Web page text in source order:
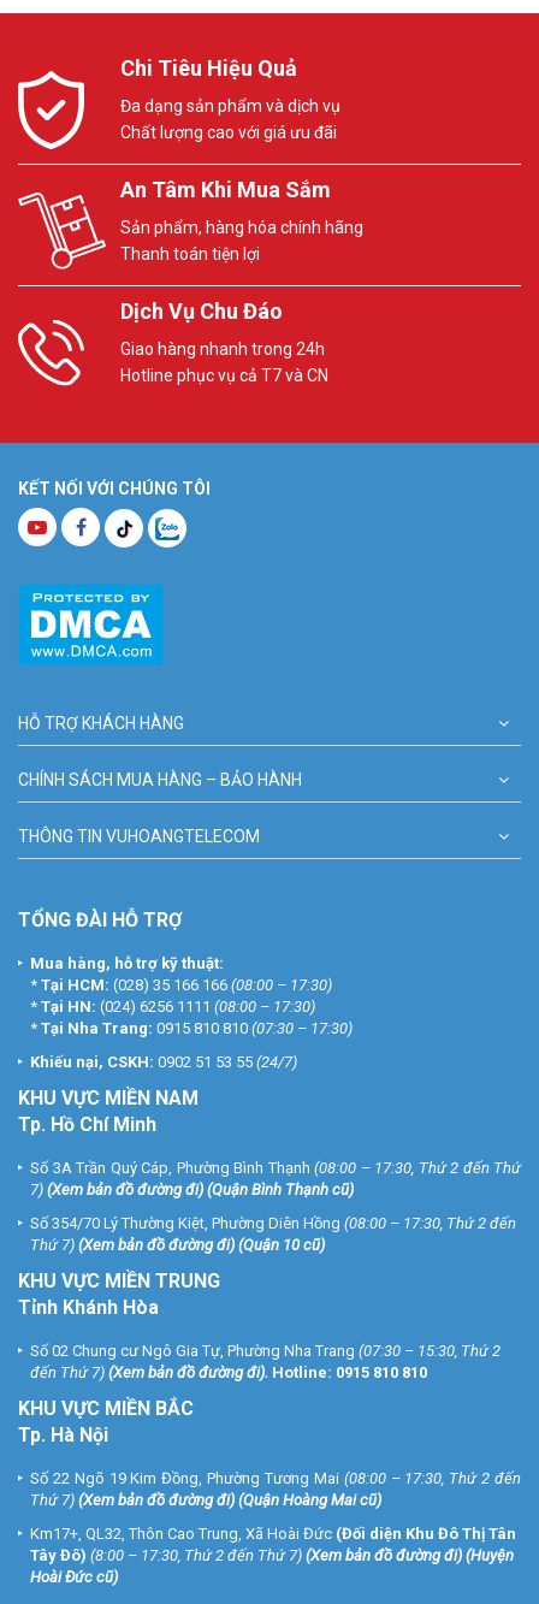
Chi Tiêu Hiệu Quả
Đa dạng sản phẩm và dịch vụ
Chất lượng cao với giá ưu đãi
An Tâm Khi Mua Sắm
Sản phẩm, hàng hóa chính hãng
Thanh toán tiện lợi
Dịch Vụ Chu Đáo
Giao hàng nhanh trong 24h
Hotline phục vụ cả T7 và CN
KẾT NỐI VỚI CHÚNG TÔI
HỖ TRỢ KHÁCH HÀNG
CHÍNH SÁCH MUA HÀNG – BẢO HÀNH
THÔNG TIN VUHOANGTELECOM
TỔNG ĐÀI HỖ TRỢ
Mua hàng, hỗ trợ kỹ thuật:
* Tại HCM: (028) 35 166 166 (08:00 – 17:30)
* Tại HN: (024) 6256 1111 (08:00 – 17:30)
* Tại Nha Trang: 0915 810 810 (07:30 – 17:30)
Khiếu nại, CSKH: 0902 51 53 55 (24/7)
KHU VỰC MIỀN NAM
Tp. Hồ Chí Minh
Số 3A Trần Quý Cáp, Phường Bình Thạnh (08:00 – 17:30, Thứ 2 đến Thứ
7) (Xem bản đồ đường đi) (Quận Bình Thạnh cũ)
Số 354/70 Lý Thường Kiệt, Phường Diên Hồng (08:00 – 17:30, Thứ 2 đến
Thứ 7) (Xem bản đồ đường đi) (Quận 10 cũ)
KHU VỰC MIỀN TRUNG
Tỉnh Khánh Hòa
Số 02 Chung cư Ngô Gia Tự, Phường Nha Trang (07:30 – 15:30, Thứ 2
đến Thứ 7) (Xem bản đồ đường đi). Hotline: 0915 810 810
KHU VỰC MIỀN BẮC
Tp. Hà Nội
Số 22 Ngõ 19 Kim Đồng, Phường Tương Mai (08:00 – 17:30, Thứ 2 đến
Thứ 7) (Xem bản đồ đường đi) (Quận Hoàng Mai cũ)
Km17+, QL32, Thôn Cao Trung, Xã Hoài Đức (Đối diện Khu Đô Thị Tân
Tây Đô) (8:00 – 17:30, Thứ 2 đến Thứ 7) (Xem bản đồ đường đi) (Huyện
Hoài Đức cũ)